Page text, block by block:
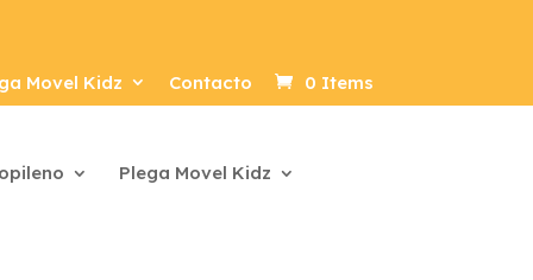
Movel Kidz Contacto 0 Items
Plega Movel Kidz